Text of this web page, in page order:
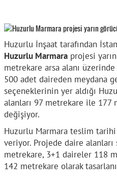
Huzurlu İnşaat tarafından
Huzurlu Marmaraprojesi yarın
metrekare arsa alanı
500 adet daireden meydana
seçeneklerinin yer aldığı
alanları 97 metrekare ile 177
değişiyor.
Huzurlu Marmara teslim tarihi
veriyor. Projede daire
metrekare, 3+1 daireler 118
142 metrekare olarak